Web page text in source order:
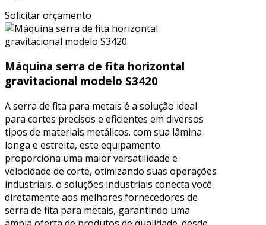
Solicitar orçamento
Máquina serra de fita horizontal
gravitacional modelo S3420
A serra de fita para metais é a solução ideal
para cortes precisos e eficientes em diversos
tipos de materiais metálicos. com sua lâmina
longa e estreita, este equipamento
proporciona uma maior versatilidade e
velocidade de corte, otimizando suas operações
industriais. o soluções industriais conecta você
diretamente aos melhores fornecedores de
serra de fita para metais, garantindo uma